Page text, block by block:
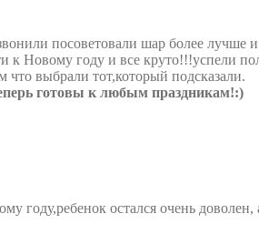
посоветовали шар более лучше и
к Новому году и все круто!!!успели
выбрали тот,который подсказали.
готовы к любым праздникам!:)
году,ребенок остался очень доволен,